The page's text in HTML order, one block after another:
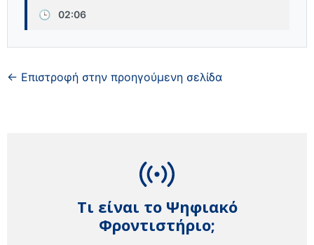
🕒 02:06
← Επιστροφή στην προηγούμενη σελίδα
Τι είναι το Ψηφιακό
Φροντιστήριο;